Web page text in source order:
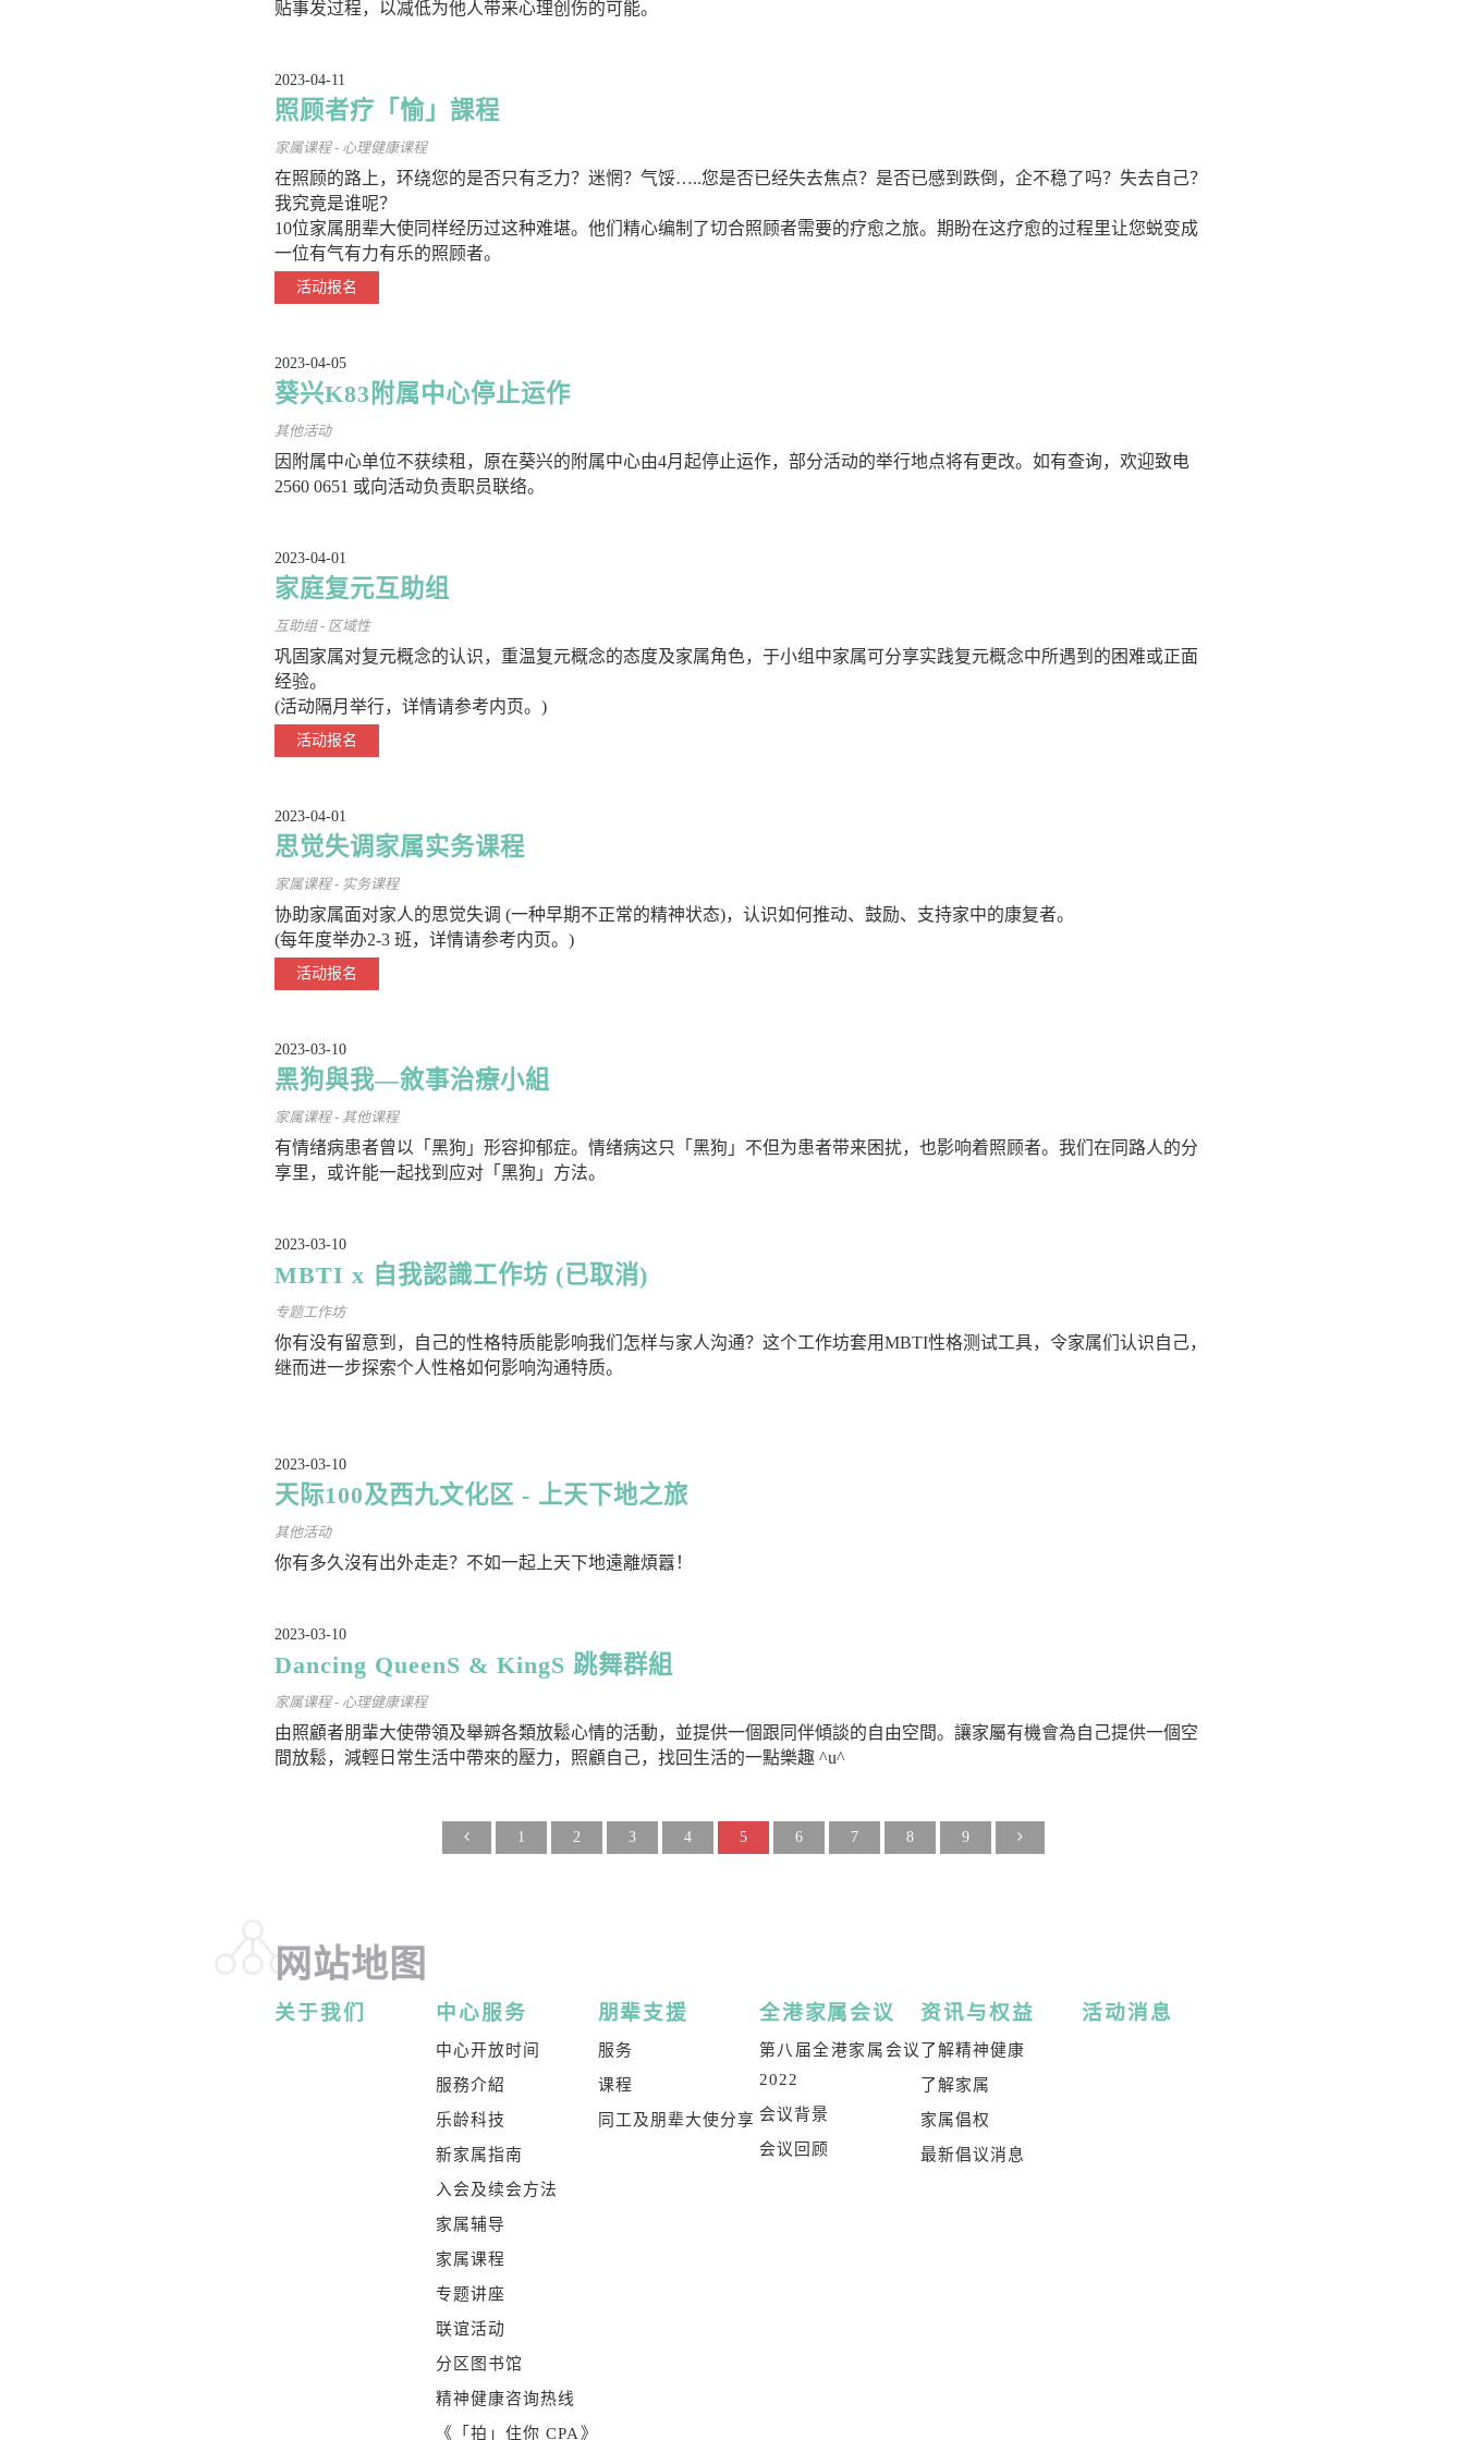
贴事发过程，以减低为他人带来心理创伤的可能。
2023-04-11
照顾者疗「愉」課程
家属课程 - 心理健康课程
在照顾的路上，环绕您的是否只有乏力？迷惘？气馁…..您是否已经失去焦点？是否已感到跌倒，企不稳了吗？失去自己？
我究竟是谁呢？
10位家属朋辈大使同样经历过这种难堪。他们精心编制了切合照顾者需要的疗愈之旅。期盼在这疗愈的过程里让您蜕变成
一位有气有力有乐的照顾者。
活动报名
2023-04-05
葵兴K83附属中心停止运作
其他活动
因附属中心单位不获续租，原在葵兴的附属中心由4月起停止运作，部分活动的举行地点将有更改。如有查询，欢迎致电
2560 0651 或向活动负责职员联络。
2023-04-01
家庭复元互助组
互助组 - 区域性
巩固家属对复元概念的认识，重温复元概念的态度及家属角色，于小组中家属可分享实践复元概念中所遇到的困难或正面
经验。
(活动隔月举行，详情请参考内页。)
活动报名
2023-04-01
思觉失调家属实务课程
家属课程 - 实务课程
协助家属面对家人的思觉失调 (一种早期不正常的精神状态)，认识如何推动、鼓励、支持家中的康复者。
(每年度举办2-3 班，详情请参考内页。)
活动报名
2023-03-10
黑狗與我—敘事治療小組
家属课程 - 其他课程
有情绪病患者曾以「黑狗」形容抑郁症。情绪病这只「黑狗」不但为患者带来困扰，也影响着照顾者。我们在同路人的分
享里，或许能一起找到应对「黑狗」方法。
2023-03-10
MBTI x 自我認識工作坊 (已取消)
专题工作坊
你有没有留意到，自己的性格特质能影响我们怎样与家人沟通？这个工作坊套用MBTI性格测试工具，令家属们认识自己，
继而进一步探索个人性格如何影响沟通特质。
2023-03-10
天际100及西九文化区 - 上天下地之旅
其他活动
你有多久沒有出外走走？不如一起上天下地遠離煩囂！
2023-03-10
Dancing QueenS & KingS 跳舞群組
家属课程 - 心理健康课程
由照顧者朋輩大使帶領及舉辧各類放鬆心情的活動，並提供一個跟同伴傾談的自由空間。讓家屬有機會為自己提供一個空
間放鬆，減輕日常生活中帶來的壓力，照顧自己，找回生活的一點樂趣 ^u^
1 2 3 4 5 6 7 8 9
网站地图
关于我们 中心服务
中心开放时间
服務介紹
乐龄科技
新家属指南
入会及续会方法
家属辅导
家属课程
专题讲座
联谊活动
分区图书馆
精神健康咨询热线
《「拍」住你 CPA》
朋辈支援
服务
课程
同工及朋辈大使分享
全港家属会议
第八届全港家属会议
2022
会议背景
会议回顾
资讯与权益
了解精神健康
了解家属
家属倡权
最新倡议消息
活动消息